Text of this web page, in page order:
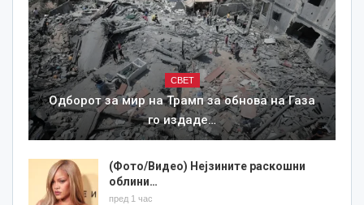
СВЕТ
Одборот за мир на Трамп за обнова на Газа
го издаде…
(Фото/Видео) Нејзините раскошни
облини…
пред 1 час